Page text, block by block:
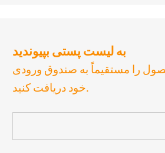
به لیست پستی بپیوندید
را مستقیماً به صندوق ورودی
خود دریافت کنید.